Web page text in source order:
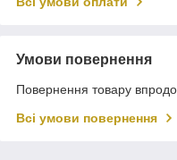
Умови повернення
Повернення товару
Всі умови повернення